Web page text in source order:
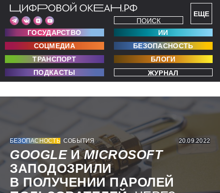
ЕЩЕ
ПОИСК
ГОСУДАРСТВО
ИИ
СОЦМЕДИА
БЕЗОПАСНОСТЬ
ТРАНСПОРТ
БЛОГИ
ПОДКАСТЫ
ЖУРНАЛ
БЕЗОПАСНОСТЬ СОБЫТИЯ 20.09.2022
GOOGLE ИMICROSOFT
ЗАПОДОЗРИЛИ
В ПОЛУЧЕНИИ ПАРОЛЕЙ